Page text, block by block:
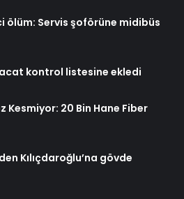
ölüm: Servis şoförüne midibüs
kontrol listesine ekledi
Kesmiyor: 20 Bin Hane Fiber
Kılıçdaroğlu’na gövde